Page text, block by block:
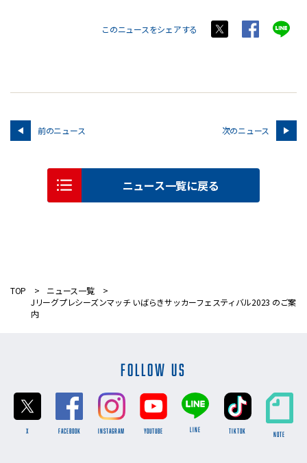
このニュースをシェアする
前のニュース 次のニュース
ニュース一覧に戻る
TOP
ニュース一覧
Jリーグプレシーズンマッチ いばらきサッカーフェスティバル2023 のご案
内
FOLLOW US
X FACEBOOK INSTAGRAM YOUTUBE LINE TikTok NOTE